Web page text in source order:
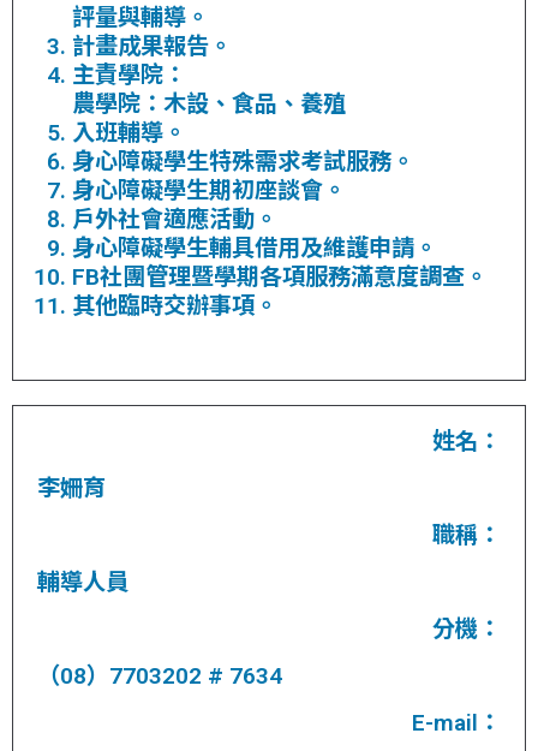
評量與輔導。
計畫成果報告。
主責學院：
農學院：木設、食品、養殖
入班輔導。
身心障礙學生特殊需求考試服務。
身心障礙學生期初座談會。
戶外社會適應活動。
身心障礙學生輔具借用及維護申請。
FB社團管理暨學期各項服務滿意度調查。
其他臨時交辦事項。
姓名：
李姍育
職稱：
輔導人員
分機：
（08）7703202 # 7634
E-mail：